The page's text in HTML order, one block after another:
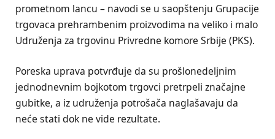
prometnom lancu – navodi se u saopštenju Grupacije
trgovaca prehrambenim proizvodima na veliko i malo
Udruženja za trgovinu Privredne komore Srbije (PKS).
Poreska uprava potvrđuje da su prošlonedeljnim
jednodnevnim bojkotom trgovci pretrpeli značajne
gubitke, a iz udruženja potrošača naglašavaju da
neće stati dok ne vide rezultate.